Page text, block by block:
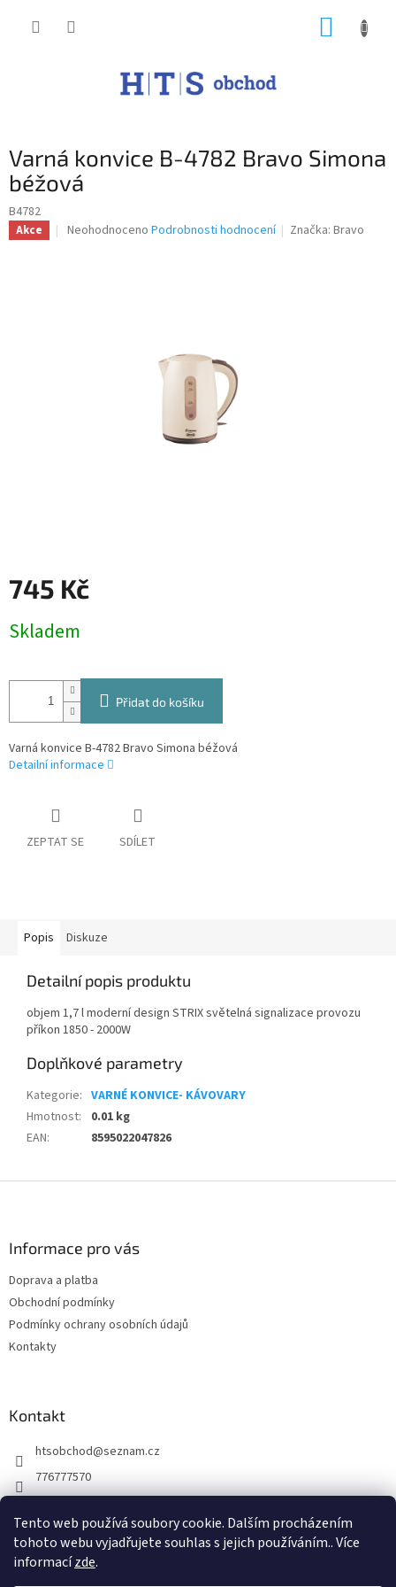
Tento web používá soubory cookie. Dalším procházením
tohoto webu vyjadřujete souhlas s jejich používáním.. Více
informacízde.
Varná konvice B-4782 Bravo Simona
béžová
B4782
Akce
Průměrné
Neohodnoceno Podrobnosti hodnocení Značka:Bravo
745 Kč
cena:
Skladem
Přidat do košíku
Varná konvice B-4782 Bravo Simona béžová
Detailní informace
ZEPTAT SE SDÍLET
Popis Diskuze
Detailní popis produktu
objem 1,7 l moderní design STRIX světelná signalizace provozu
příkon 1850 - 2000W
Doplňkové parametry
Kategorie: VARNÉ KONVICE- KÁVOVARY
Hmotnost:
0.01 kg
EAN: 8595022047826
Informace pro vás
Doprava a platba
Obchodní podmínky
Podmínky ochrany osobních údajů
Kontakty
Kontakt
htsobchod@seznam.cz
776777570
https://www.facebook.com/Elektro-Vr%C5%A1ovick%C3%A1-229
214624677338